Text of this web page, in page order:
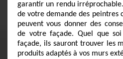
garantir un rendu
de votre demande des peintres
peuvent vous donner des
de votre façade. Quel que
façade, ils sauront trouver les
produits adaptés à vos murs